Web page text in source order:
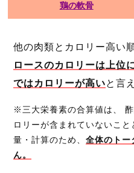
鶏の軟骨
他の肉類とカロリー高い
ロースのカロリーは上位
ではカロリーが高いと言
※三大栄養素の合算値は、
ロリーが含まれていないこ
量・計算のため、 全体のトー
ん。